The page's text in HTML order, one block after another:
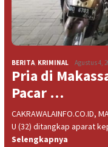
BERITA, KRIMINAL Agustus 4,
Pria di
Pacar …
CAKRAWALAINFO.CO.ID,
U (32) ditangkap aparat
Selengkapnya